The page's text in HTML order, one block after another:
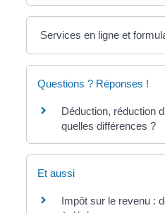
Services en ligne et
Questions ? Réponses !
Déduction, réduction
quelles différences ?
Et aussi
Impôt sur le revenu :